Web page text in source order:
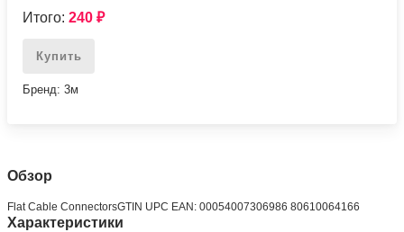
Итого:240₽
Купить
Бренд: 3м
Обзор
Flat Cable ConnectorsGTIN UPC EAN: 00054007306986 80610064166
Характеристики